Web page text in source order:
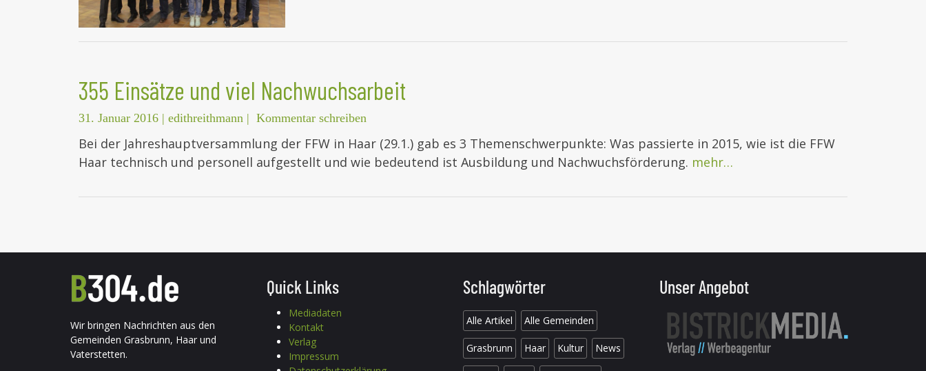
355 Einsätze und viel Nachwuchsarbeit
31. Januar 2016 | edithreithmann | Kommentar schreiben
Bei der Jahreshauptversammlung der FFW in Haar (29.1.) gab es 3 Themenschwerpunkte: Was passierte in 2015, wie ist die FFW
Haar technisch und personell aufgestellt und wie bedeutend ist Ausbildung und Nachwuchsförderung. mehr…
Wir bringen Nachrichten aus den
Gemeinden Grasbrunn, Haar und
Vaterstetten.
Quick Links
Mediadaten
Kontakt
Verlag
Impressum
Schlagwörter
Alle Artikel Alle Gemeinden
Grasbrunn Haar Kultur News
Unser Angebot